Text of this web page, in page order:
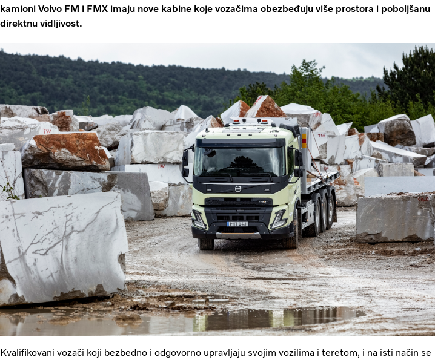
kamioni Volvo FM i FMX imaju nove kabine koje vozačima obezbeđuju više prostora i poboljšanu
direktnu vidljivost.
Kvalifikovani vozači koji bezbedno i odgovorno upravljaju svojim vozilima i teretom, i na isti način se